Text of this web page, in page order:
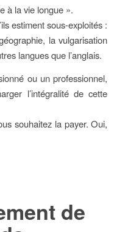
à la vie longue ».
estiment sous-exploités :
la vulgarisation
langues que l’anglais.
ou un professionnel,
l’intégralité de cette
souhaitez la payer. Oui,
de